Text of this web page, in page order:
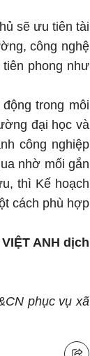
sẽ ưu tiên tài
công nghệ
phong như
trong môi
đại học và
công nghiệp
nhờ mối gắn
thì Kế hoạch
cách phù hợp
VIỆT ANH dịch
phục vụ xã